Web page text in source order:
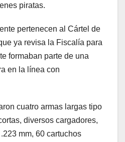
piratas.
pertenecen al Cártel de
ya revisa la Fiscalía para
formaban parte de una
en la línea con
cuatro armas largas tipo
diversos cargadores,
mm, 60 cartuchos